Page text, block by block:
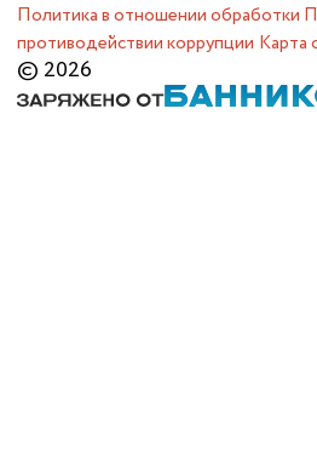
Политика в отношении обработки
противодействии коррупции Карта
© 2026